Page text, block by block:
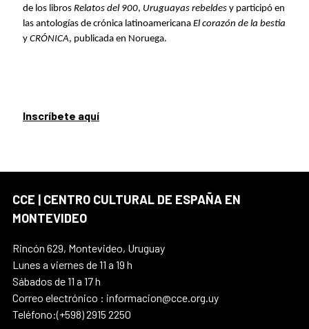
de los libros Relatos del 900, Uruguayas rebeldes y participó en
las antologías de crónica latinoamericana El corazón de la bestia
y CRÓNICA, publicada en Noruega.
Inscríbete aquí
CCE | CENTRO CULTURAL DE ESPAÑA EN
MONTEVIDEO
Rincón 629, Montevideo, Uruguay
Lunes a viernes de 11 a 19 h
Sábados de 11 a 17 h
Correo electrónico : informacion@cce.org.uy
Teléfono:(+598) 2915 2250